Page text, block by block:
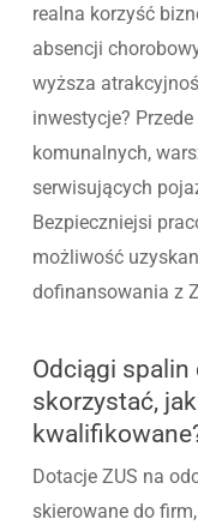
realna korzyść
absencji
wyższa
inwestycje?
komunalnych,
serwisujących
Bezpieczniejsi
możliwość
dofinansowania z
Odciągi
skorzystać,
Dotacje ZUS na
skierowane do